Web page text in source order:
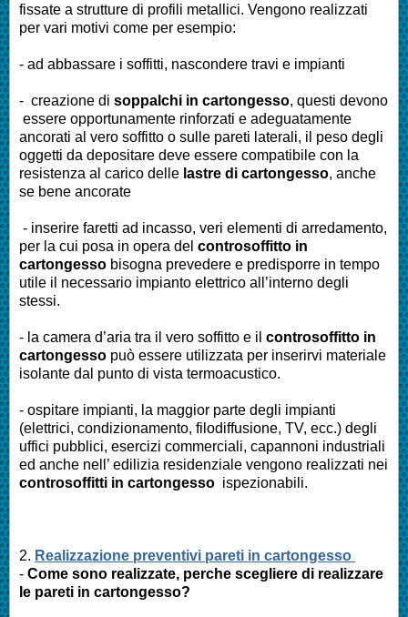
fissate a strutture di profili metallici. Vengono realizzati
per vari motivi come per esempio:
- ad abbassare i soffitti, nascondere travi e impianti
- creazione di soppalchi in cartongesso, questi devono
essere opportunamente rinforzati e adeguatamente
ancorati al vero soffitto o sulle pareti laterali, il peso degli
oggetti da depositare deve essere compatibile con la
resistenza al carico delle lastre di cartongesso, anche
se bene ancorate
- inserire faretti ad incasso, veri elementi di arredamento,
per la cui posa in opera del controsoffitto in
cartongesso bisogna prevedere e predisporre in tempo
utile il necessario impianto elettrico all’interno degli
stessi.
- la camera d’aria tra il vero soffitto e il controsoffitto in
cartongesso può essere utilizzata per inserirvi materiale
isolante dal punto di vista termoacustico.
- ospitare impianti, la maggior parte degli impianti
(elettrici, condizionamento, filodiffusione, TV, ecc.) degli
uffici pubblici, esercizi commerciali, capannoni industriali
ed anche nell’ edilizia residenziale vengono realizzati nei
controsoffitti in cartongesso ispezionabili.
2. Realizzazione preventivi pareti in cartongesso
- Come sono realizzate, perche scegliere di realizzare
le pareti in cartongesso?